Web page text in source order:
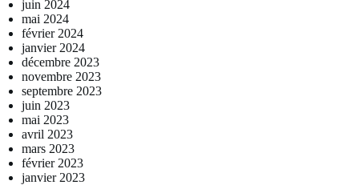
juin 2024
mai 2024
février 2024
janvier 2024
décembre 2023
novembre 2023
septembre 2023
juin 2023
mai 2023
avril 2023
mars 2023
février 2023
janvier 2023